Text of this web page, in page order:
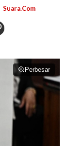
Suara.Com
Perbesar